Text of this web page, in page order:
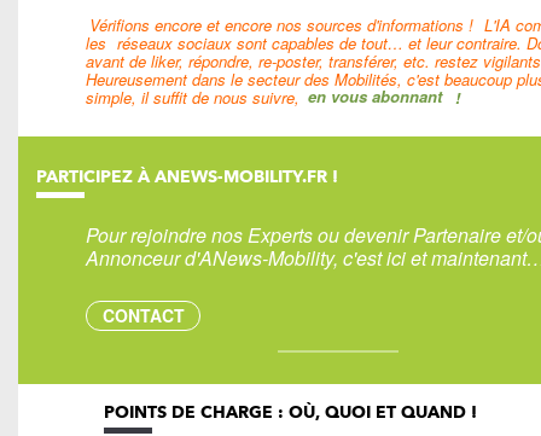
Vérifions encore et encore nos sources d'informations ! L'IA
les réseaux sociaux sont capables de tout… et leur contraire.
avant de liker, répondre, re-poster, transférer, etc. restez
Heureusement dans le secteur des Mobilités, c'est beaucoup
simple, il suffit de nous suivre, en vous abonnant !
PARTICIPEZ À ANEWS-MOBILITY.FR !
Pour rejoindre nos Experts ou devenir Partenaire et/
Annonceur d'ANews-Mobility, c'est ici et
CONTACT
POINTS DE CHARGE : OÙ, QUOI ET QUAND !